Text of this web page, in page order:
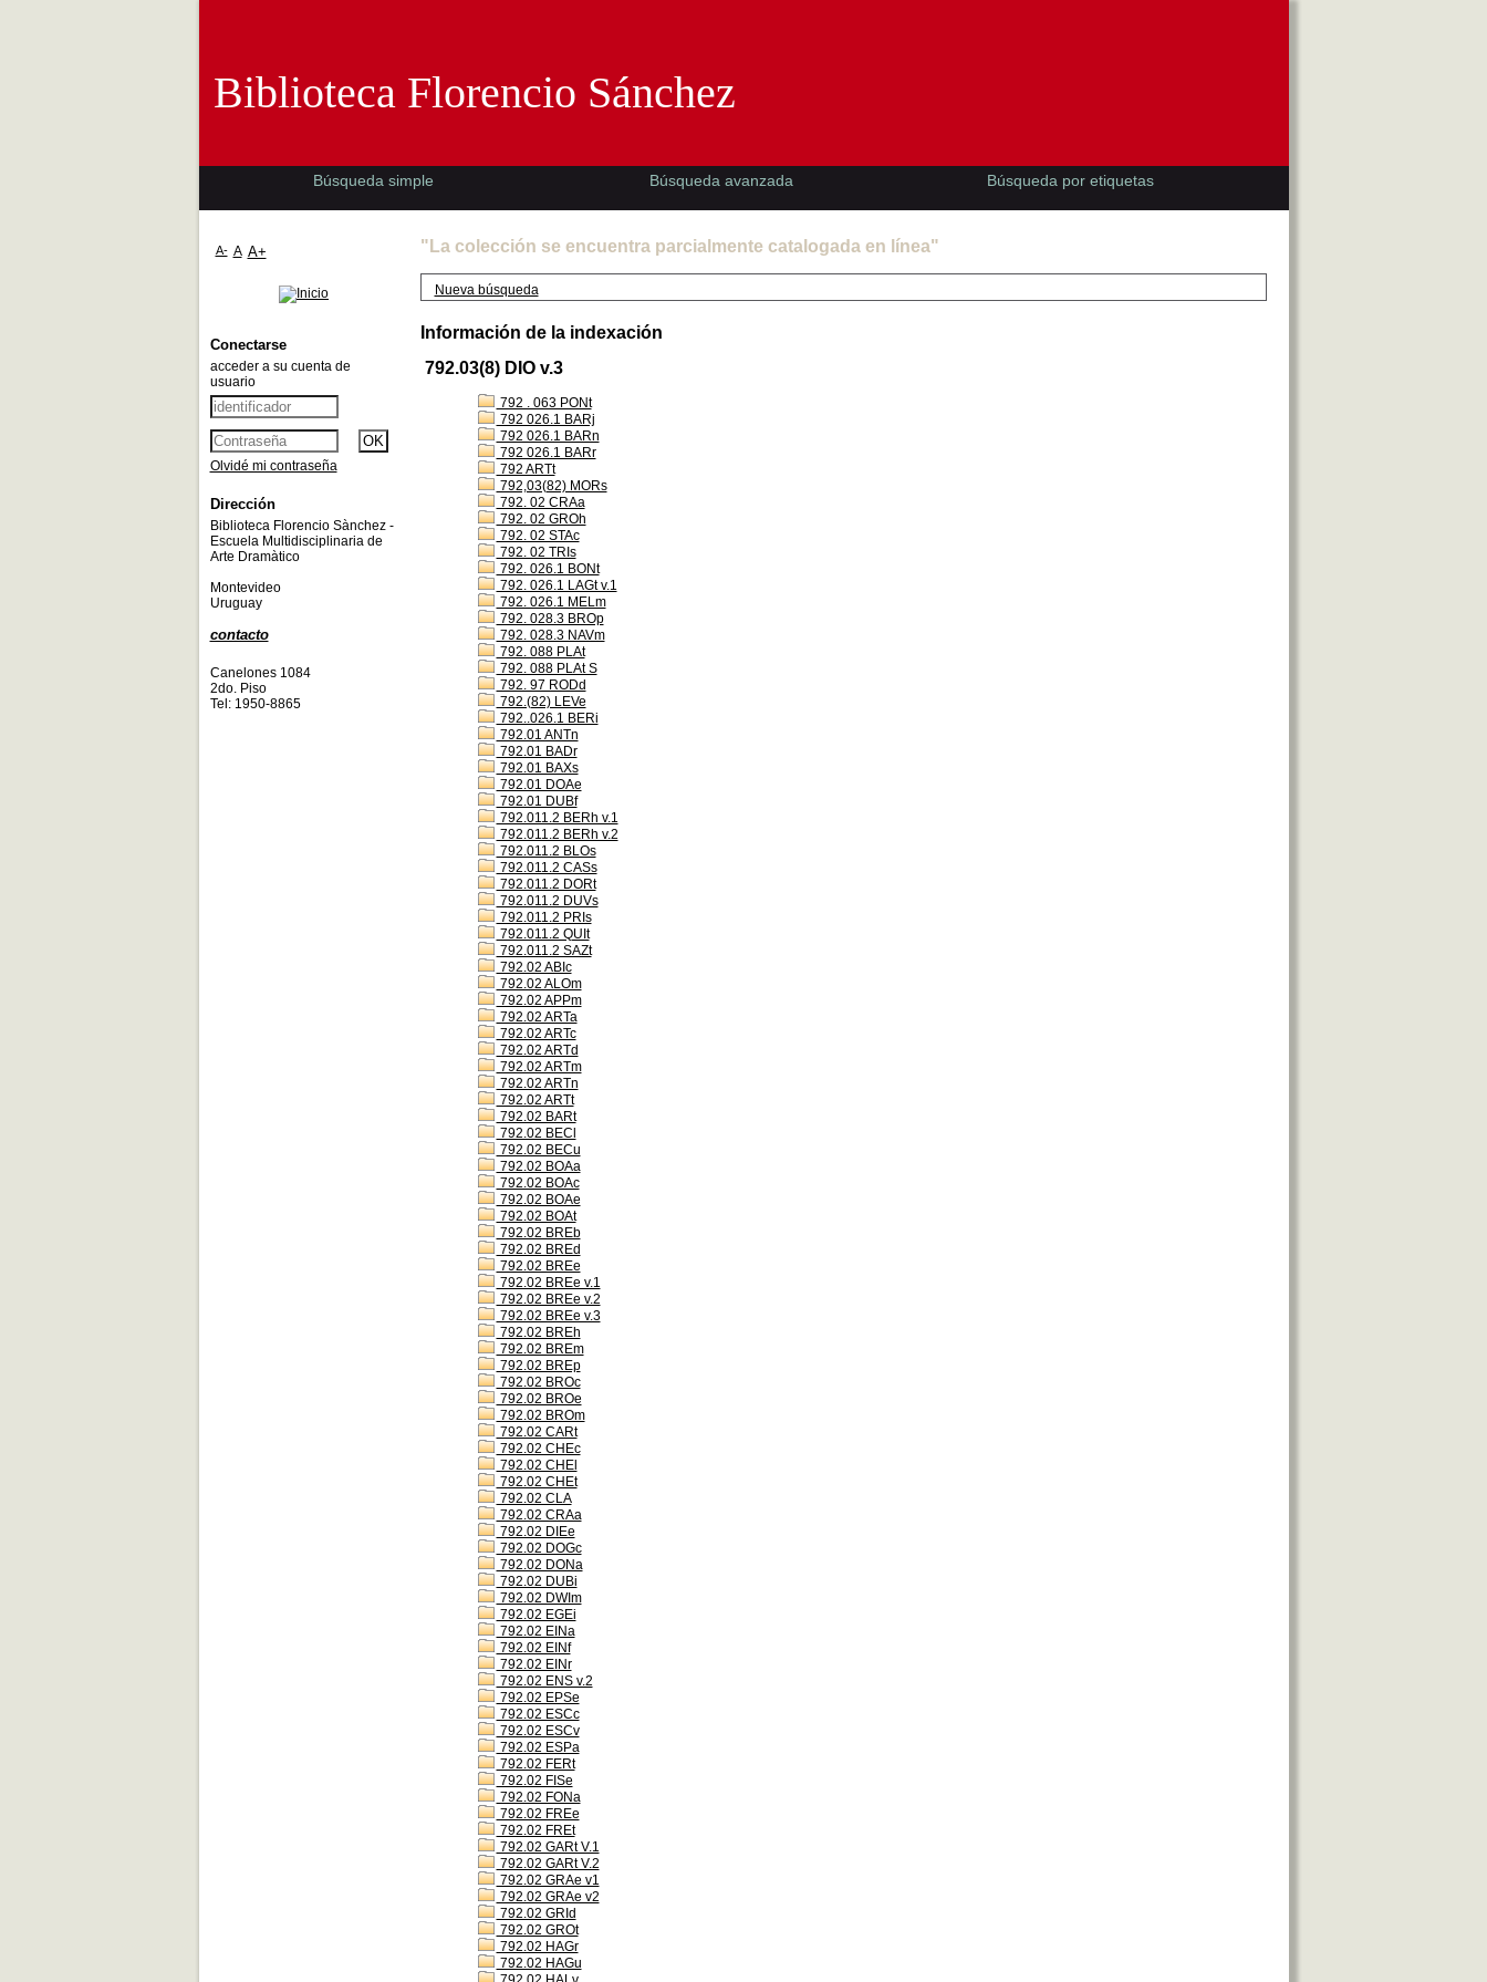
"La colección se encuentra parcialmente catalogada en línea"
Nueva búsqueda
Información de la indexación
792.03(8) DIO v.3
792 . 063 PONt
792 026.1 BARj
792 026.1 BARn
792 026.1 BARr
792 ARTt
792,03(82) MORs
792. 02 CRAa
792. 02 GROh
792. 02 STAc
792. 02 TRIs
792. 026.1 BONt
792. 026.1 LAGt v.1
792. 026.1 MELm
792. 028.3 BROp
792. 028.3 NAVm
792. 088 PLAt
792. 088 PLAt S
792. 97 RODd
792.(82) LEVe
792..026.1 BERi
792.01 ANTn
792.01 BADr
792.01 BAXs
792.01 DOAe
792.01 DUBf
792.011.2 BERh v.1
792.011.2 BERh v.2
792.011.2 BLOs
792.011.2 CASs
792.011.2 DORt
792.011.2 DUVs
792.011.2 PRIs
792.011.2 QUIt
792.011.2 SAZt
792.02 ABIc
792.02 ALOm
792.02 APPm
792.02 ARTa
792.02 ARTc
792.02 ARTd
792.02 ARTm
792.02 ARTn
792.02 ARTt
792.02 BARt
792.02 BECl
792.02 BECu
792.02 BOAa
792.02 BOAc
792.02 BOAe
792.02 BOAt
792.02 BREb
792.02 BREd
792.02 BREe
792.02 BREe v.1
792.02 BREe v.2
792.02 BREe v.3
792.02 BREh
792.02 BREm
792.02 BREp
792.02 BROc
792.02 BROe
792.02 BROm
792.02 CARt
792.02 CHEc
792.02 CHEl
792.02 CHEt
792.02 CLA
792.02 CRAa
792.02 DIEe
792.02 DOGc
792.02 DONa
792.02 DUBi
792.02 DWIm
792.02 EGEi
792.02 EINa
792.02 EINf
792.02 EINr
792.02 ENS v.2
792.02 EPSe
792.02 ESCc
792.02 ESCv
792.02 ESPa
792.02 FERt
792.02 FISe
792.02 FONa
792.02 FREe
792.02 FREt
792.02 GARt V.1
792.02 GARt V.2
792.02 GRAe v1
792.02 GRAe v2
792.02 GRId
792.02 GROt
792.02 HAGr
792.02 HAGu
Biblioteca Florencio Sánchez
Búsqueda simple Búsqueda avanzada Búsqueda por etiquetas
A- A A+
Conectarse
acceder a su cuenta de
usuario
Olvidé mi contraseña
Dirección
Biblioteca Florencio Sànchez -
Escuela Multidisciplinaria de
Arte Dramàtico
Montevideo
Uruguay
contacto
Canelones 1084
2do. Piso
Tel: 1950-8865